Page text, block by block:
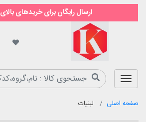
ارسال رایگان برای خریدهای بالای 50 یورو
صفحه اصلی لبنیات